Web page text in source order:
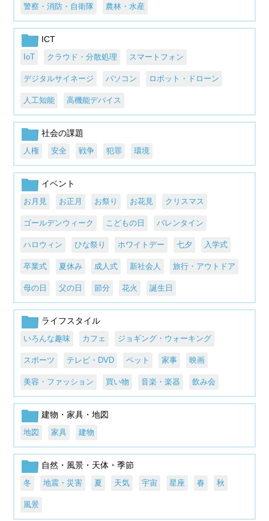
警察・消防・自衛隊 農林・水産
ICT
IoT クラウド・分散処理 スマートフォン
デジタルサイネージ パソコン ロボット・ドローン
人工知能 高機能デバイス
社会の課題
人権 安全 戦争 犯罪 環境
イベント
お月見 お正月 お祭り お花見 クリスマス
ゴールデンウィーク こどもの日 バレンタイン
ハロウィン ひな祭り ホワイトデー 七夕 入学式
卒業式 夏休み 成人式 新社会人 旅行・アウトドア
母の日 父の日 節分 花火 誕生日
ライフスタイル
いろんな趣味 カフェ ジョギング・ウォーキング
スポーツ テレビ・DVD ペット 家事 映画
美容・ファッション 買い物 音楽・楽器 飲み会
建物・家具・地図
地図 家具 建物
自然・風景・天体・季節
冬 地震・災害 夏 天気 宇宙 星座 春 秋
風景